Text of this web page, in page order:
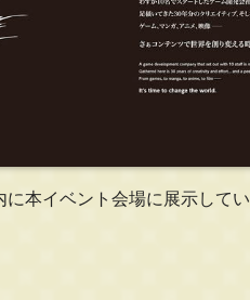
本イベント会場に展示して